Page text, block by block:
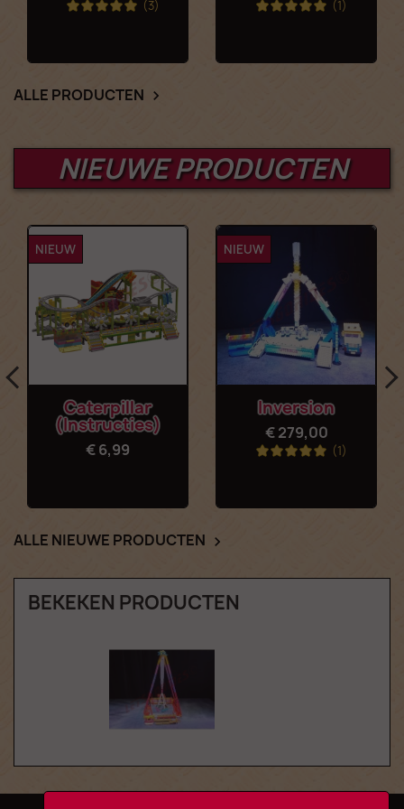
(3) (1)
ALLE PRODUCTEN 
NIEUWE PRODUCTEN
Caterpillar
(Instructies)
€ 6,99
NIEUW
Inversion
€ 279,00
(1)
NIEUW
ALLE NIEUWE PRODUCTEN 
BEKEKEN PRODUCTEN